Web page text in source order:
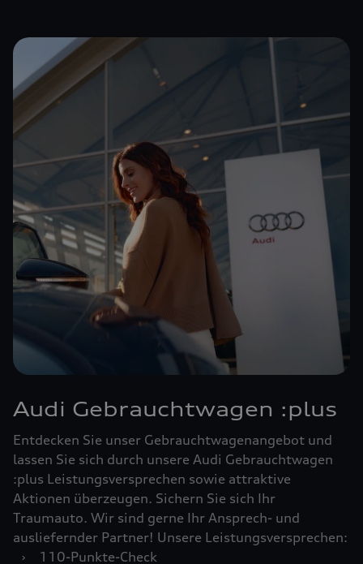
Audi Gebrauchtwagen :plus
Entdecken Sie unser Gebrauchtwagenangebot und
lassen Sie sich durch unsere Audi Gebrauchtwagen
:plus Leistungsversprechen sowie attraktive
Aktionen überzeugen. Sichern Sie sich Ihr
Traumauto. Wir sind gerne Ihr Ansprech- und
ausliefernder Partner! Unsere Leistungsversprechen:
›
110-Punkte-Check